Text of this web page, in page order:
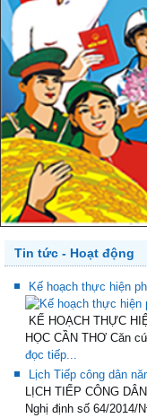
Tin tức - Hoạt động
Kế hoạch thực hiện
KẾ HOẠCH THỰC
HỌC CẦN THƠ Căn
đọc tiếp...
Lịch Tiếp công dân
LỊCH TIẾP CÔNG
Nghị định số 64/2014/